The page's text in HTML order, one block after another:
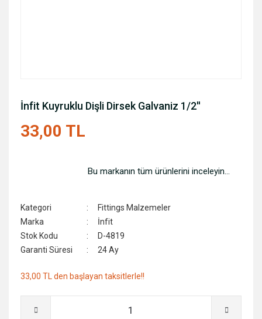
İnfit Kuyruklu Dişli Dirsek Galvaniz 1/2''
33,00 TL
Bu markanın tüm ürünlerini inceleyin...
Kategori
Fittings Malzemeler
Marka
İnfit
Stok Kodu
D-4819
Garanti Süresi
24 Ay
33,00 TL den başlayan taksitlerle!!